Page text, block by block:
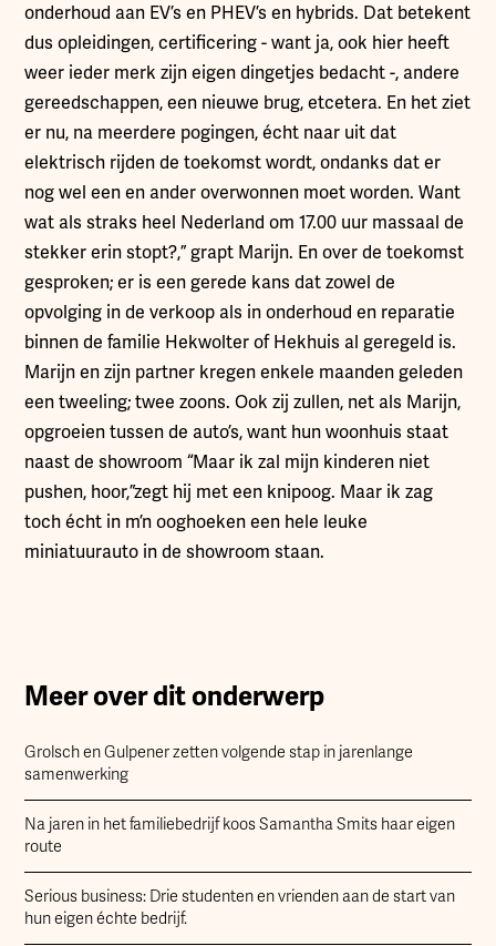
onderhoud aan EV’s en PHEV’s en hybrids. Dat betekent
dus opleidingen, certificering - want ja, ook hier heeft
weer ieder merk zijn eigen dingetjes bedacht -, andere
gereedschappen, een nieuwe brug, etcetera. En het ziet
er nu, na meerdere pogingen, écht naar uit dat
elektrisch rijden de toekomst wordt, ondanks dat er
nog wel een en ander overwonnen moet worden. Want
wat als straks heel Nederland om 17.00 uur massaal de
stekker erin stopt?,” grapt Marijn. En over de toekomst
gesproken; er is een gerede kans dat zowel de
opvolging in de verkoop als in onderhoud en reparatie
binnen de familie Hekwolter of Hekhuis al geregeld is.
Marijn en zijn partner kregen enkele maanden geleden
een tweeling; twee zoons. Ook zij zullen, net als Marijn,
opgroeien tussen de auto’s, want hun woonhuis staat
naast de showroom “Maar ik zal mijn kinderen niet
pushen, hoor,”zegt hij met een knipoog. Maar ik zag
toch écht in m’n ooghoeken een hele leuke
miniatuurauto in de showroom staan.
Meer over dit onderwerp
Grolsch en Gulpener zetten volgende stap in jarenlange
samenwerking
Na jaren in het familiebedrijf koos Samantha Smits haar eigen
route
Serious business: Drie studenten en vrienden aan de start van
hun eigen échte bedrijf.